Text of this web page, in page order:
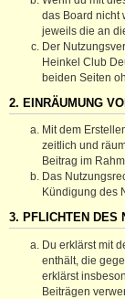
das Board nicht
jeweils die an
Der
Heinkel Club
beiden Seiten
2. EINRÄUMUNG
Mit dem
zeitlich und
Beitrag im
Das
Kündigung des
3. PFLICHTEN DES
Du erklärst mit
enthält, die
erklärst
Beiträgen